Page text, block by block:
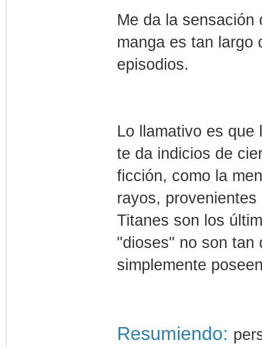
Me da la
manga es tan largo
episodios.
Lo llamativo es que
te da indicios de
ficción, como la
rayos,
Titanes son los
"dioses" no son tan
simplemente
Resumiendo: